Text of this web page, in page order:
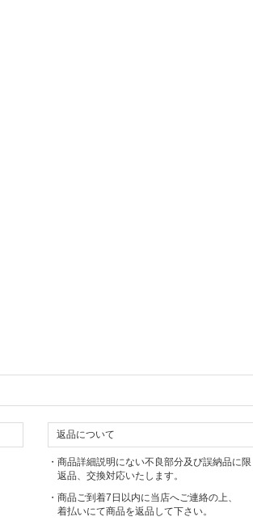
返品について
・商品詳細説明にない不良部分及び誤納品に限
返品、交換対応いたします。
・商品ご到着7日以内に当店へご連絡の上、
着払いにて商品を返品して下さい。